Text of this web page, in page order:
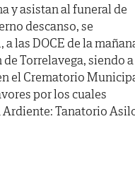
y asistan al funeral de
descanso, se
a las DOCE de la
Torrelavega, siendo a
el Crematorio
por los cuales
Tanatorio